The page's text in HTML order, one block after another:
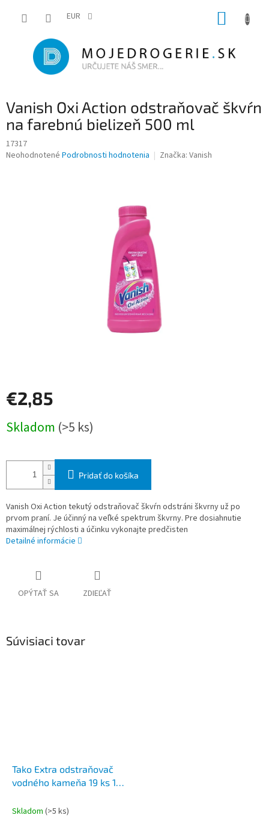
EUR
Vanish Oxi Action odstraňovač škvŕn
na farebnú bielizeň 500 ml
17317
Priemerné
Neohodnotené Podrobnosti hodnotenia Značka: Vanish
€2,85
cena:
Skladom (>5 ks)
Pridať do košíka
Vanish Oxi Action tekutý odstraňovač škvŕn odstráni škvrny už po
prvom praní. Je účinný na veľké spektrum škvrny. Pre dosiahnutie
maximálnej rýchlosti a účinku vykonajte predčisten
Detailné informácie
OPÝTAŤ SA ZDIEĽAŤ
Súvisiaci tovar
Tako Extra odstraňovač
vodného kameňa 19 ks 120
Skladom (>5 ks)